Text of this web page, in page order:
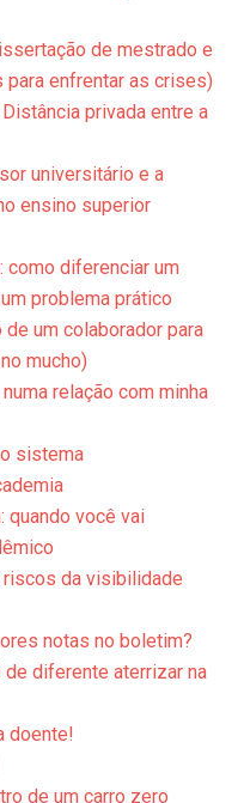
de mestrado e
enfrentar as crises)
privada entre a
universitário e a
ensino superior
como diferenciar um
problema prático
um colaborador para
mucho)
relação com minha
sistema
quando você vai
riscos da visibilidade
notas no boletim?
diferente aterrizar na
doente!
de um carro zero